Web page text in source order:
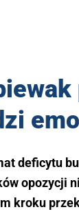
deficytu
opozycji
kroku